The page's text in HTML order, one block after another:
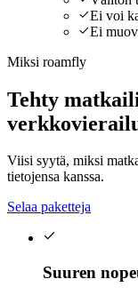
Ei voi
Ei
Miksi roamfly
Tehty
Viisi syytä, miksi
tietojensa kanssa.
Selaa paketteja
Suuren